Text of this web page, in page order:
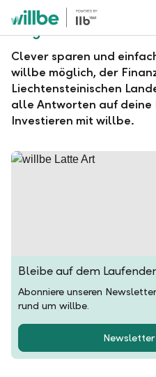
Alerts.Headline
Fragen und
Clever sparen und
willbe möglich, der
Liechtensteinischen
alle Antworten auf deine
Investieren mit willbe.
Bleibe auf dem
Abonniere unseren
rund um willbe.